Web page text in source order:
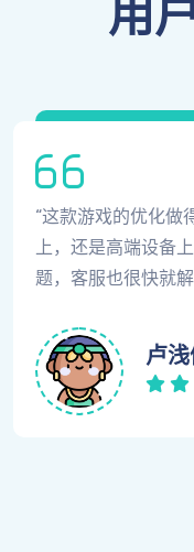
用
非常喜欢这款游戏
别有趣。每次都能
推荐给喜欢团队合作
盖